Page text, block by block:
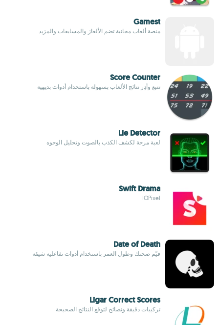
Gamest
منصة ألعاب مجانية تضم الألغاز والمسابقات والمزيد
Score Counter
تتبع وأدِر نتائج الألعاب بسهولة باستخدام أدوات بديهية
Lie Detector
لعبة مرحة لكشف الكذب بالصوت وتحليل الوجوه
Swift Drama
IOPixel
Date of Death
قيّم صحتك وطول العمر باستخدام أدوات تفاعلية شيقة
Ligar Correct Scores
تركيبات دقيقة ونصائح لتوقع النتائج الصحيحة